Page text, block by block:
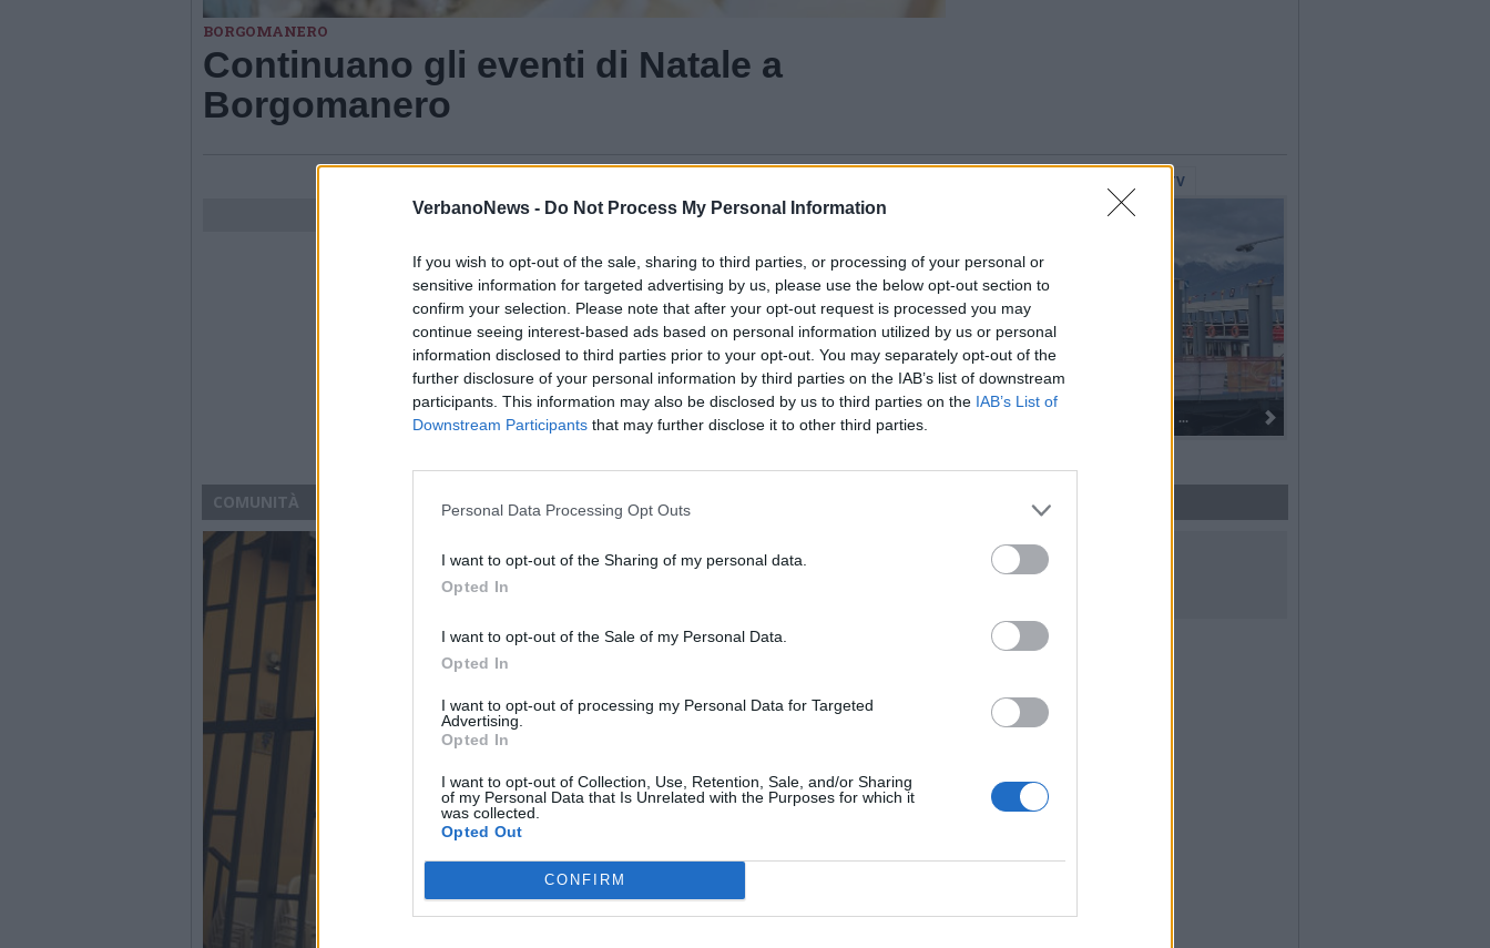
VerbanoNews - Do Not Process My Personal Information
If you wish to opt-out of the sale, sharing to third parties, or processing of your personal or
sensitive information for targeted advertising by us, please use the below opt-out section to
confirm your selection. Please note that after your opt-out request is processed you may
continue seeing interest-based ads based on personal information utilized by us or personal
information disclosed to third parties prior to your opt-out. You may separately opt-out of the
further disclosure of your personal information by third parties on the IAB’s list of downstream
participants. This information may also be disclosed by us to third parties on the IAB’s List of
Downstream Participants that may further disclose it to other third parties.
Personal Data Processing Opt Outs
I want to opt-out of the Sharing of my personal data.
Opted In
I want to opt-out of the Sale of my Personal Data.
Opted In
I want to opt-out of processing my Personal Data for Targeted
Advertising.
Opted In
I want to opt-out of Collection, Use, Retention, Sale, and/or Sharing
of my Personal Data that Is Unrelated with the Purposes for which it
was collected.
Opted Out
CONFIRM
BORGOMANERO
Continuano gli eventi di Natale a
Borgomanero
Guarda l'archivio
WebTV
Dall’oro alla fiaccola: ...
COMUNITÀ
SEGUICI SUI SOCIAL